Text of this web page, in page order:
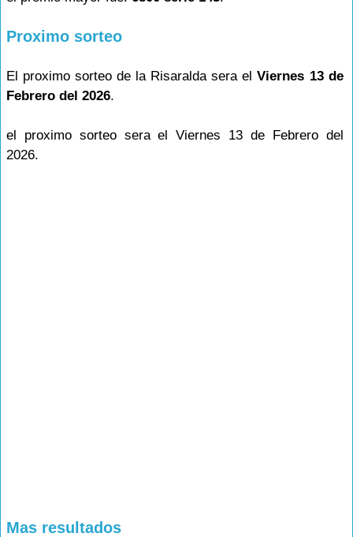
Proximo sorteo
El proximo sorteo de la Risaralda sera elViernes 13 de
Febrero del 2026.
el proximo sorteo sera el Viernes 13 de Febrero del
2026.
Mas resultados